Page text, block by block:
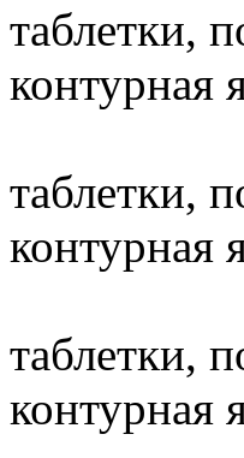
таблетки,
контурная
таблетки,
контурная
таблетки,
контурная